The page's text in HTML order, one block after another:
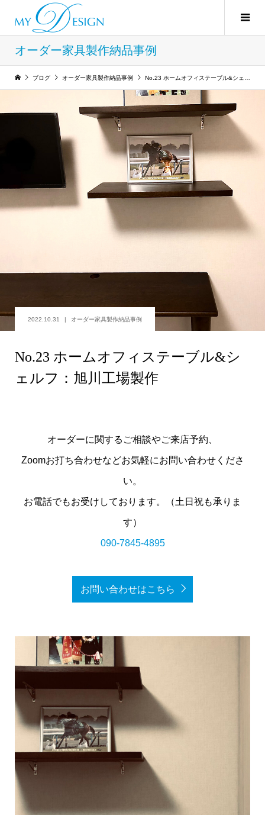
オーダー家具製作納品事例
ブログ オーダー家具製作納品事例 No.23 ホームオフィステーブル&シェルフ：旭川工場製作
2022.10.31 オーダー家具製作納品事例
No.23 ホームオフィステーブル&シ
ェルフ：旭川工場製作
オーダーに関するご相談やご来店予約、
Zoomお打ち合わせなどお気軽にお問い合わせくださ
い。
お電話でもお受けしております。（土日祝も承りま
す）
090-7845-4895
お問い合わせはこちら